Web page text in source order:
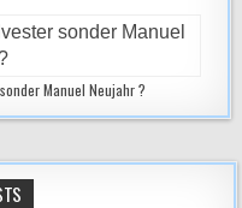
Manuel Neujahr ?